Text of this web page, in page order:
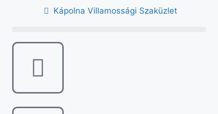
Kápolna Villamossági Szaküzlet